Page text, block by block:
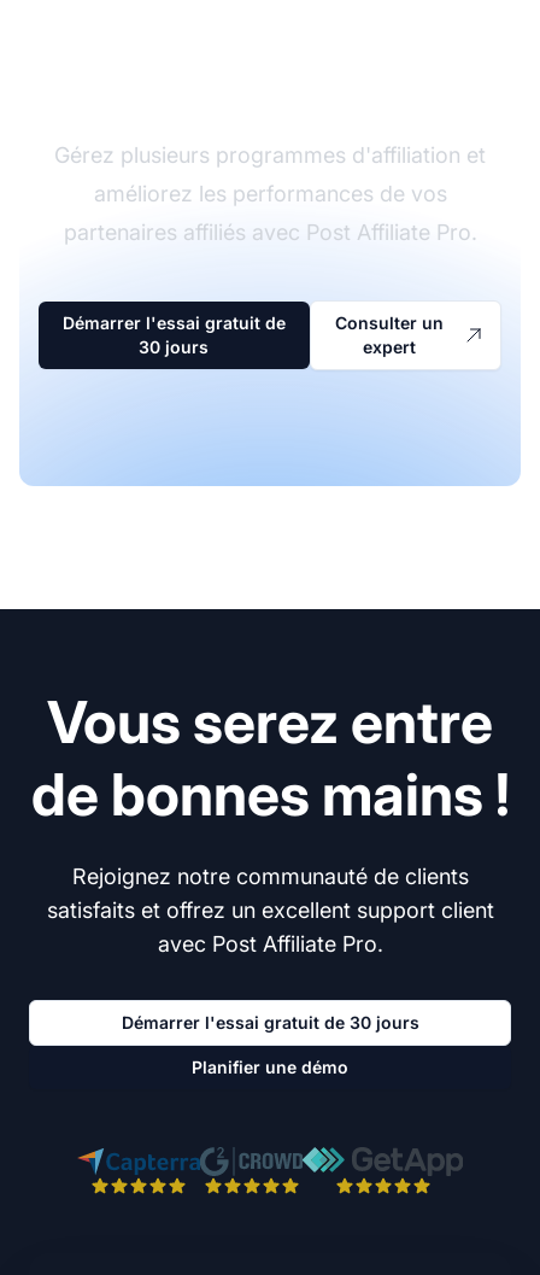
Gérez plusieurs programmes d'affiliation et
améliorez les performances de vos
partenaires affiliés avec Post Affiliate Pro.
Démarrer l'essai gratuit de
30 jours
Consulter un
expert
Vous serez entre
de bonnes mains !
Rejoignez notre communauté de clients
satisfaits et offrez un excellent support client
avec Post Affiliate Pro.
Démarrer l'essai gratuit de 30 jours
Planifier une démo